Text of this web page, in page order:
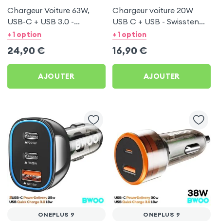
Chargeur Voiture 63W,
USB-C + USB 3.0 -
Swissten pour OnePlus 9
+ 1 option
24,90 €
AJOUTER
Chargeur voiture 20W
USB C + USB - Swissten
pour OnePlus 9
+ 1 option
16,90 €
AJOUTER
ONEPLUS 9 ONEPLUS 9